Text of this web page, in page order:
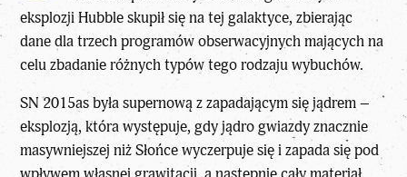
eksplozji Hubble skupił się na tej galaktyce, zbierając
dane dla trzech programów obserwacyjnych mających na
celu zbadanie różnych typów tego rodzaju wybuchów.
SN 2015as była supernową z zapadającym się jądrem –
eksplozją, która występuje, gdy jądro gwiazdy znacznie
masywniejszej niż Słońce wyczerpuje się i zapada się pod